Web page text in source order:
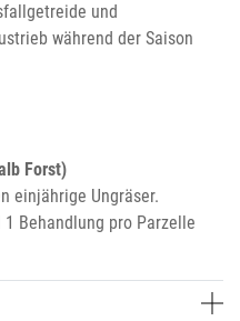
und
während der Saison
Forst)
einjährige Ungräser.
Behandlung pro Parzelle